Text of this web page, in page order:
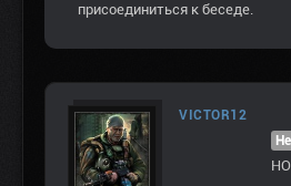
присоединиться к беседе.
VICTOR12